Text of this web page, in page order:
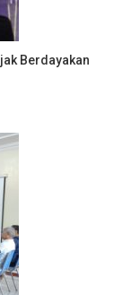
Berdayakan